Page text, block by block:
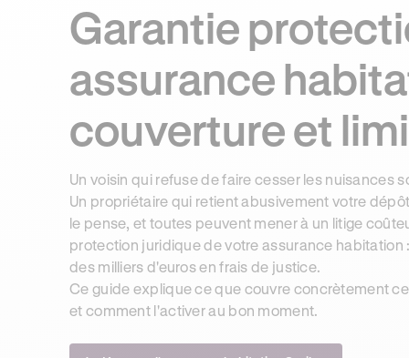
Garantie
assurance
couverture et
Un voisin qui refuse de faire cesser les nuisances
Un propriétaire qui retient abusivement votre
le pense, et toutes peuvent mener à un litige
protection juridique de votre assurance habitation
des milliers d'euros en frais de justice.
Ce guide explique ce que couvre concrètement
et comment l'activer au bon moment.